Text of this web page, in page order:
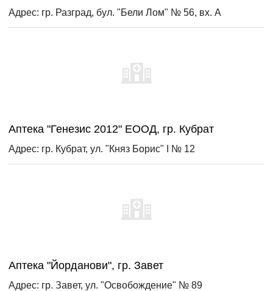
Адрес: гр. Разград, бул. "Бели Лом" № 56, вх. А
Аптека "Генезис 2012" ЕООД, гр. Кубрат
Адрес: гр. Кубрат, ул. "Княз Борис" I № 12
Аптека "Йорданови", гр. Завет
Адрес: гр. Завет, ул. "Освобождение" № 89